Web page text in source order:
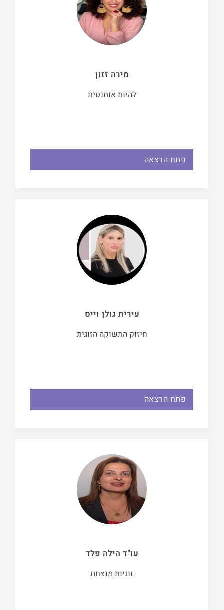
מירה זזון
להיות אותנטית
פתח הרצאה
עירית גולן וייס
חיזוק התשוקה הזוגית
פתח הרצאה
עו"ד הילה פלד
זוגיות מנצחת